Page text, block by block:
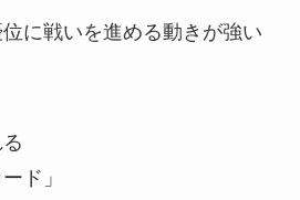
に戦いを進める動きが強い
ド」